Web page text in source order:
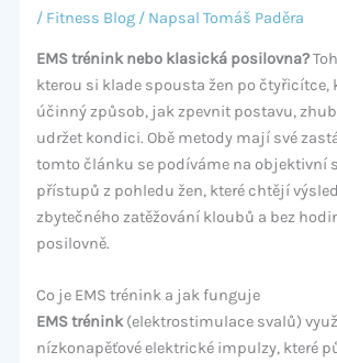
/ Fitness Blog/ Napsal Tomáš Paděra
EMS trénink nebo klasická posilovna?
kterou si klade spousta žen po čtyřicítce,
účinný způsob, jak zpevnit postavu,
udržet kondici. Obě metody mají své
tomto článku se podíváme na objektivní
přístupů z pohledu žen, které chtějí
zbytečného zatěžování kloubů a bez
posilovně.
Co je EMS trénink a jak funguje
EMS trénink(elektrostimulace svalů)
nízkonapěťové elektrické impulzy, které